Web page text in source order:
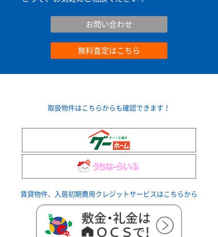
お問い合わせ
無料査定はこちら
取扱物件はこちらからも確認できます！
賃貸物件、入居初期費用クレジットサービスはこちらから